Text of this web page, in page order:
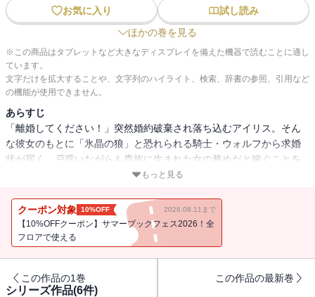
お気に入り
試し読み
ほかの巻を見る
※この商品はタブレットなど大きなディスプレイを備えた機器で読むことに適し
ています。
文字だけを拡大することや、文字列のハイライト、検索、辞書の参照、引用など
の機能が使用できません。
あらすじ
「離婚してください！」突然婚約破棄され落ち込むアイリス。そん
な彼女のもとに「氷晶の狼」と恐れられる騎士・ウォルフから求婚
状が届く。戸惑いながらも貴族に生まれた女の務めだと嫁ぐことを
決めたアイリスだったが、噂に違わぬ威圧感のウォルフに冷たくあ
まい…アイリスは使用人たちの陰口に耐えながらも彼を待ち続けて
いた。"このままでは妻の務めが果たせず、ウォルフにも迷惑をかけ
てしまう"悩んだ末にアイリスはとうとうウォルフに離婚を申し込
もっと見る
クーポン対象 10%OFF 2026.08.11まで
【10%OFFクーポン】サマーブックフェス2026！全
フロアで使える
この作品の1巻 この作品の最新巻
シリーズ作品(6件)